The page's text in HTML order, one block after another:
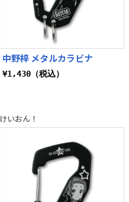
中野梓 メタルカラビナ
¥1,430（税込）
けいおん！